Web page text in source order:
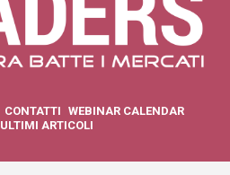
CONTATTI WEBINAR CALENDAR
ULTIMI ARTICOLI